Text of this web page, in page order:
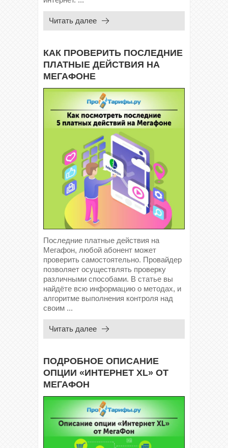
Читать далее
КАК ПРОВЕРИТЬ ПОСЛЕДНИЕ
ПЛАТНЫЕ ДЕЙСТВИЯ НА
МЕГАФОНЕ
Последние платные действия на
Мегафон, любой абонент может
проверить самостоятельно. Провайдер
позволяет осуществлять проверку
различными способами. В статье вы
найдёте всю информацию о методах, и
алгоритме выполнения контроля над
своим ...
Читать далее
ПОДРОБНОЕ ОПИСАНИЕ
ОПЦИИ «ИНТЕРНЕТ XL» ОТ
МЕГАФОН